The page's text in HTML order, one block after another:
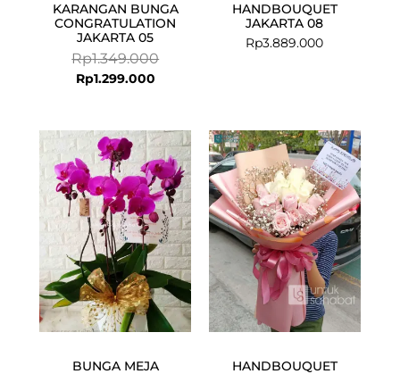
KARANGAN BUNGA
CONGRATULATION
JAKARTA 05
Rp1.349.000
Rp1.299.000
HANDBOUQUET
JAKARTA 08
Rp3.889.000
BUNGA MEJA
HANDBOUQUET